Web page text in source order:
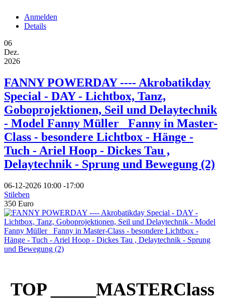
Anmelden
Details
06
Dez.
2026
FANNY POWERDAY ---- Akrobatikday
Special - DAY - Lichtbox, Tanz,
Goboprojektionen, Seil und Delaytechnik
- Model Fanny Müller _Fanny in Master-
Class - besondere Lichtbox - Hänge -
Tuch - Ariel Hoop - Dickes Tau ,
Delaytechnik - Sprung und Bewegung (2)
06-12-2026 10:00 -17:00
Stileben
350 Euro
TOP _____MASTERClass